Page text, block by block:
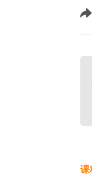
课